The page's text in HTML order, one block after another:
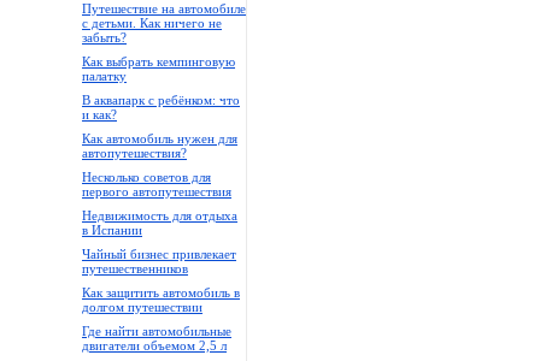
Путешествие на автомобиле
с детьми. Как ничего не
забыть?
Как выбрать кемпинговую
палатку
В аквапарк с ребёнком: что
и как?
Как автомобиль нужен для
автопутешествия?
Несколько советов для
первого автопутешествия
Недвижимость для отдыха
в Испании
Чайный бизнес привлекает
путешественников
Как защитить автомобиль в
долгом путешествии
Где найти автомобильные
двигатели объемом 2,5 л